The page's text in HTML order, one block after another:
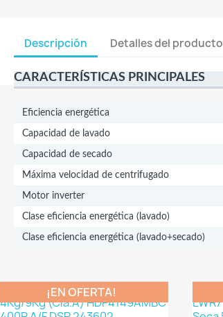
Descripción Detalles del producto
CARACTERÍSTICAS PRINCIPALES
Eficiencia energética
Capacidad de lavado
Capacidad de secado
Máxima velocidad de centrifugado
Motor inverter
Clase eficiencia energética (lavado)
Clase eficiencia energética (lavado+secado)
¡EN OFERTA!